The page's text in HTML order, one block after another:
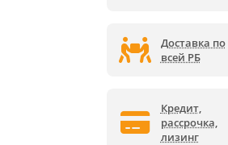
Доставка по
всей РБ
Кредит,
рассрочка,
лизинг